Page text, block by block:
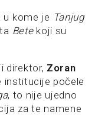
u kome je Tanjug
Bete koji su
direktor, Zoran
institucije počele
, to nije ujedno
za te namene